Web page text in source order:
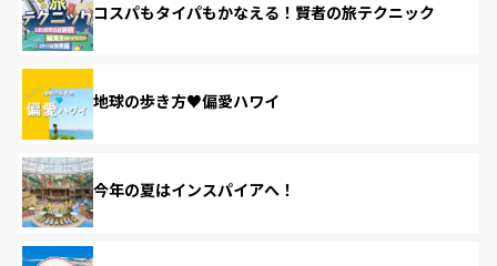
コスパもタイパもかなえる！賢者の旅テクニック
地球の歩き方♥偏愛ハワイ
今年の夏はインスパイアへ！